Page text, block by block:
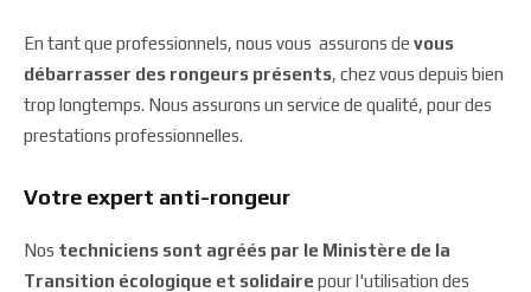
En tant que professionnels, nous vous assurons de vous
débarrasser des rongeurs présents, chez vous depuis bien
trop longtemps. Nous assurons un service de qualité, pour des
prestations professionnelles.
Votre expert anti-rongeur
Nos techniciens sont agréés par le Ministère de la
Transition écologique et solidaire pour l'utilisation des